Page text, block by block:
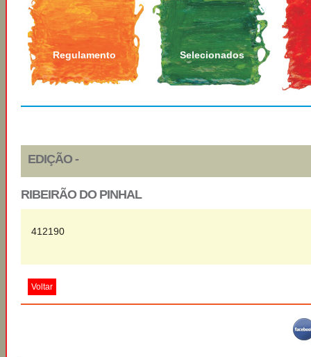
Regulamento Selecionados
EDIÇÃO -
RIBEIRÃO DO PINHAL
412190
Voltar